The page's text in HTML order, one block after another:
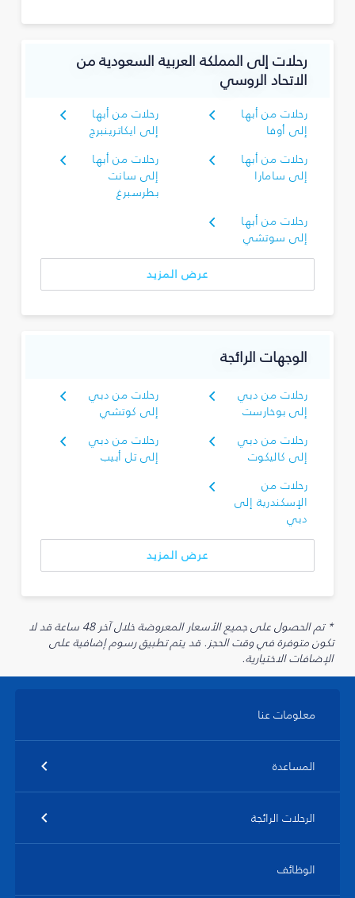
رحلات إلى المملكة العربية السعودية من
الاتحاد الروسي
رحلات من أبها
إلى أوفا
رحلات من أبها
إلى ايكاترينبرج
رحلات من أبها
إلى سامارا
رحلات من أبها
إلى سانت
بطرسبرغ
رحلات من أبها
إلى سوتشي
عرض المزيد
الوجهات الرائجة
رحلات من دبي
إلى بوخارست
رحلات من دبي
إلى كوتشي
رحلات من دبي
إلى كاليكوت
رحلات من دبي
إلى تل أبيب
رحلات من
الإسكندرية إلى
دبي
عرض المزيد
* تم الحصول على جميع الأسعار المعروضة خلال آخر 48 ساعة قد لا
تكون متوفرة في وقت الحجز. قد يتم تطبيق رسوم إضافية على
الإضافات الاختيارية.
معلومات عنا
المساعدة
الرحلات الرائجة
الوظائف